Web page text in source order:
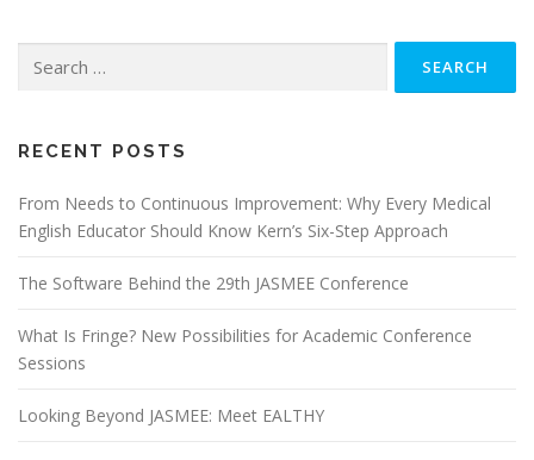
RECENT POSTS
From Needs to Continuous Improvement: Why Every Medical
English Educator Should Know Kern’s Six-Step Approach
The Software Behind the 29th JASMEE Conference
What Is Fringe? New Possibilities for Academic Conference
Sessions
Looking Beyond JASMEE: Meet EALTHY